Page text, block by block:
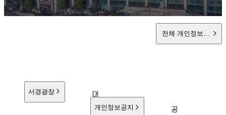
서경광장
대
학
개인정보공지
공
전체 개인정보공지